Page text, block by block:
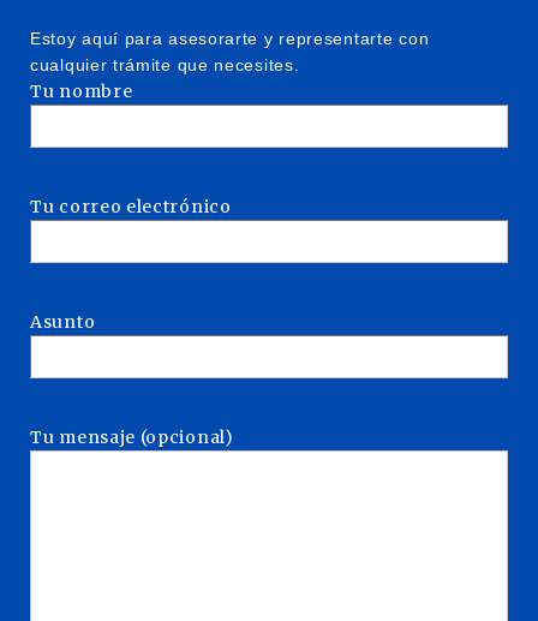
Estoy aquí para asesorarte y representarte con
cualquier trámite que necesites.
Tu nombre
Tu correo electrónico
Asunto
Tu mensaje (opcional)